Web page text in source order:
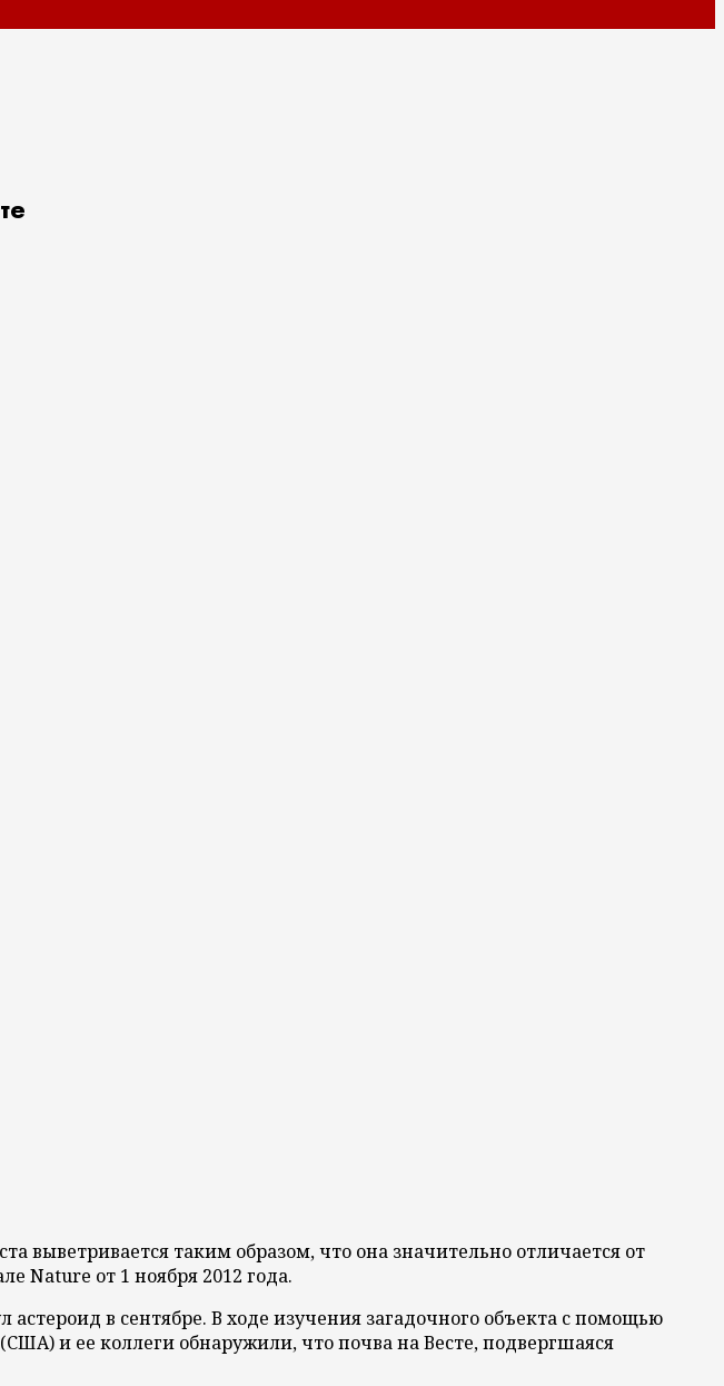
выветривается таким образом, что она значительно отличается от
Nature от 1 ноября 2012 года.
в сентябре. В ходе изучения загадочного объекта с помощью
и ее коллеги обнаружили, что почва на Весте, подвергшаяся